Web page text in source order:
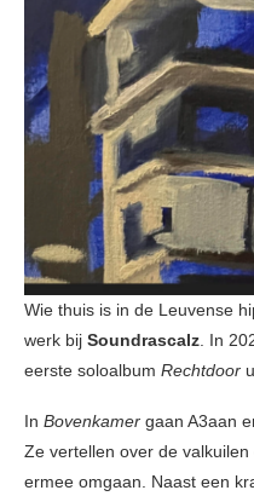
Wie thuis is in de Leuvense
werk bij Soundras­calz. In
eerste soloalbum Rechtdoor
In Bovenkamer gaan A3aan
Ze vertellen over de
ermee omgaan. Naast een